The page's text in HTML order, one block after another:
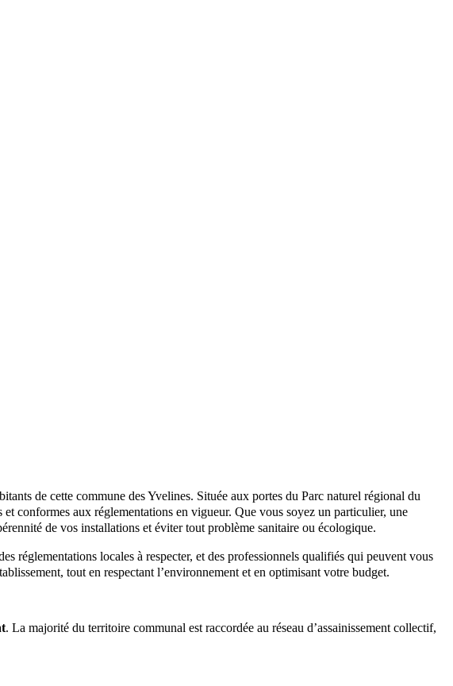
de cette commune des Yvelines. Située aux portes du Parc naturel régional du
conformes aux réglementations en vigueur. Que vous soyez un particulier, une
de vos installations et éviter tout problème sanitaire ou écologique.
réglementations locales à respecter, et des professionnels qualifiés qui peuvent vous
tout en respectant l’environnement et en optimisant votre budget.
. La majorité du territoire communal est raccordée au réseau d’assainissement collectif,